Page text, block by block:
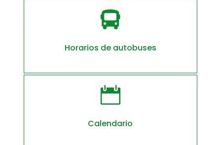

Horarios de autobuses

Calendario